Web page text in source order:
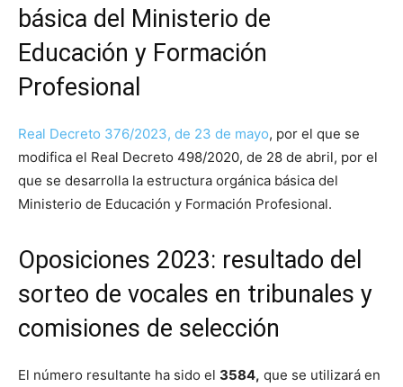
básica del Ministerio de
Educación y Formación
Profesional
Real Decreto 376/2023, de 23 de mayo, por el que se
modifica el Real Decreto 498/2020, de 28 de abril, por el
que se desarrolla la estructura orgánica básica del
Ministerio de Educación y Formación Profesional.
Oposiciones 2023: resultado del
sorteo de vocales en tribunales y
comisiones de selección
El número resultante ha sido el 3584, que se utilizará en